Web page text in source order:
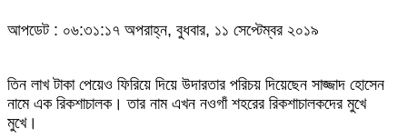
আপডেট : ০৬:৩১:১৭ অপরাহ্ন, বুধবার, ১১ সেপ্টেম্বর ২০১৯
তিন লাখ টাকা পেয়েও ফিরিয়ে দিয়ে উদারতার পরিচয় দিয়েছেন সাজ্জাদ হোসেন
নামে এক রিকশাচালক। তার নাম এখন নওগাঁ শহরের রিকশাচালকদের মুখে
মুখে।